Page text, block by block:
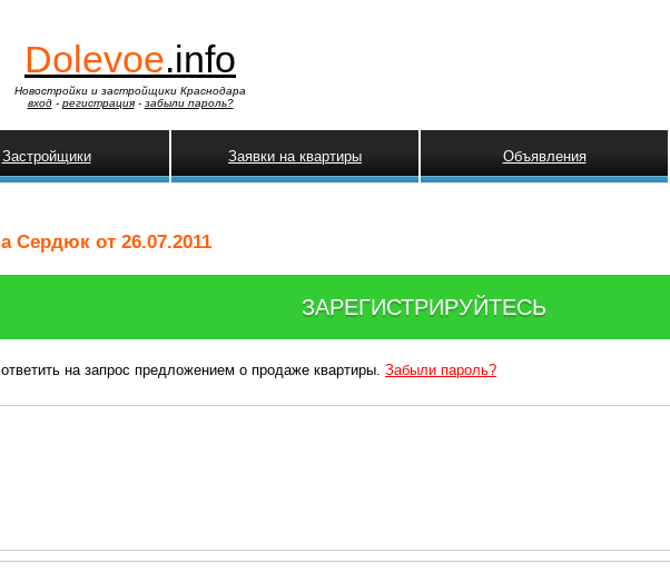
Dolevoe.info
Новостройки и застройщики Краснодара
вход- регистрация- забыли пароль?
Застройщики Заявки на квартиры Объявления
Сердюк от 26.07.2011
ЗАРЕГИСТРИРУЙТЕСЬ
на запрос предложением о продаже квартиры.Забыли пароль?